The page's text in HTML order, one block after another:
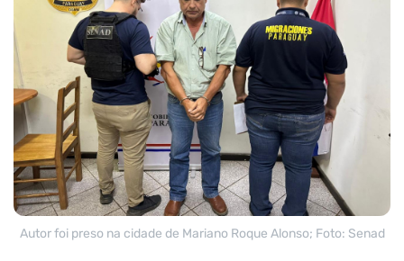
Autor foi preso na cidade de Mariano Roque Alonso; Foto: Senad